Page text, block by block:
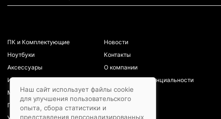
Наш сайт использует файлы cookie
для улучшения пользовательского
опыта, сбора статистики и
представления персонализированных
ПК и Комплектующие
Ноутбуки
Аксессуары
Игровая зона
Мобильные телефоны
Планшеты
Новости
Контакты
О компании
Политика конфиденциальности